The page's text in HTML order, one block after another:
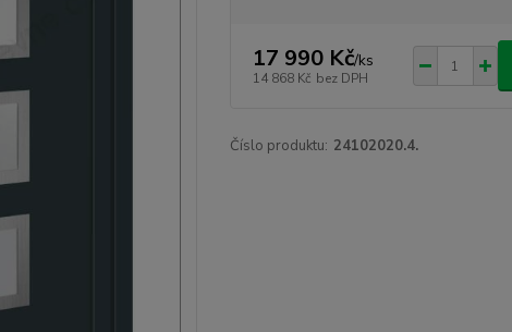
17 990 Kč/ks
14 868 Kč bez DPH
Číslo produktu: 24102020.4.